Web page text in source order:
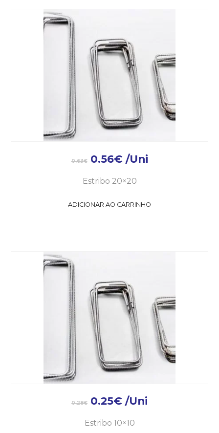
0.63€ 0.56€ /Uni
Estribo 20×20
ADICIONAR AO CARRINHO
0.28€ 0.25€ /Uni
Estribo 10×10